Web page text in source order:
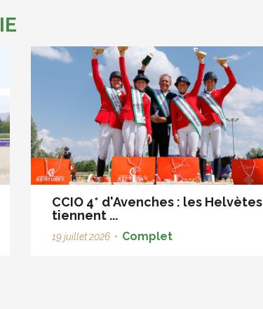
CCIO 4* d'Avenches : les Helvètes
tiennent ...
19 juillet 2026 • Complet